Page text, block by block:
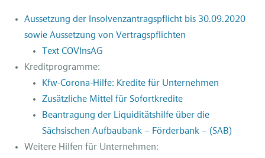
Aussetzung der Insolvenzantragspflicht bis 30.09.2020
sowie Aussetzung von Vertragspflichten
Text COVInsAG
Kreditprogramme:
Kfw-Corona-Hilfe: Kredite für Unternehmen
Zusätzliche Mittel für Sofortkredite
Beantragung der Liquiditätshilfe über die
Sächsischen Aufbaubank – Förderbank – (SAB)
Weitere Hilfen für Unternehmen: